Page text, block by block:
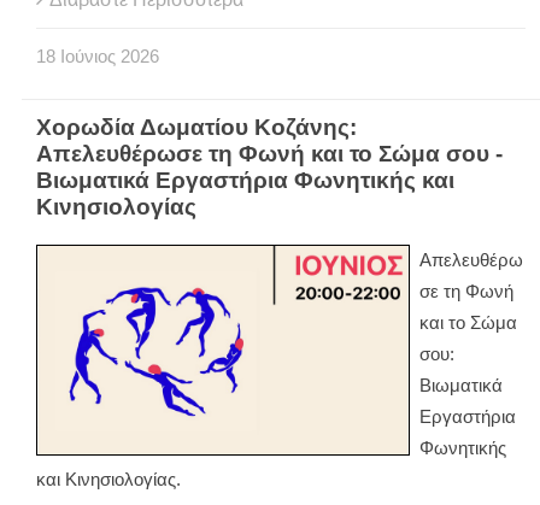
18 Ιούνιος 2026
Χορωδία Δωματίου Κοζάνης:
Απελευθέρωσε τη Φωνή και το Σώμα σου -
Βιωματικά Εργαστήρια Φωνητικής και
Κινησιολογίας
Απελευθέρω
σε τη Φωνή
και το Σώμα
σου:
Βιωματικά
Εργαστήρια
Φωνητικής
και Κινησιολογίας.